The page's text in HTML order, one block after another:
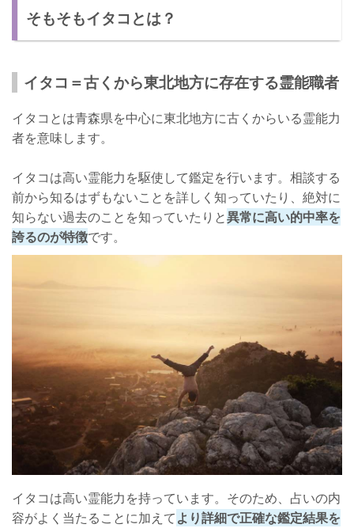
そもそもイタコとは？
イタコ＝古くから東北地方に存在する霊能職者
イタコとは青森県を中心に東北地方に古くからいる霊能力
者を意味します。
イタコは高い霊能力を駆使して鑑定を行います。相談する
前から知るはずもないことを詳しく知っていたり、絶対に
知らない過去のことを知っていたりと異常に高い的中率を
誇るのが特徴です。
イタコは高い霊能力を持っています。そのため、占いの内
容がよく当たることに加えてより詳細で正確な鑑定結果を